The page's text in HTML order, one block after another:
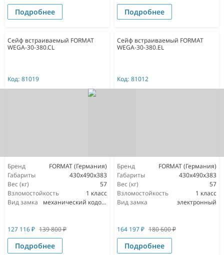
Подробнее Подробнее
Сейф встраиваемый FORMAT
WEGA-30-380.CL
Код: 81019
Бренд
FORMAT (Германия)
Габариты
430x490x383
Вес (кг)
57
Взломостойкость
1 класс
Вид замка
механический кодовый
127 116₽ 139 800₽
Подробнее
Сейф встраиваемый FORMAT
WEGA-30-380.EL
Код: 81012
Бренд
FORMAT (Германия)
Габариты
430x490x383
Вес (кг)
57
Взломостойкость
1 класс
Вид замка
электронный
164 197₽ 180 600₽
Подробнее